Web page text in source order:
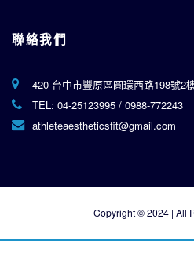
聯絡我們
420 台中市豐原區圓環西路198號2
TEL: 04-25123995 / 0988-772243
athleteaestheticsfit@gmail.com
Copyright © 2024 | All